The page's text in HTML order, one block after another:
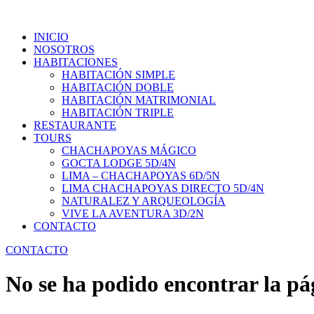
INICIO
NOSOTROS
HABITACIONES
HABITACIÓN SIMPLE
HABITACIÓN DOBLE
HABITACIÓN MATRIMONIAL
HABITACIÓN TRIPLE
RESTAURANTE
TOURS
CHACHAPOYAS MÁGICO
GOCTA LODGE 5D/4N
LIMA – CHACHAPOYAS 6D/5N
LIMA CHACHAPOYAS DIRECTO 5D/4N
NATURALEZ Y ARQUEOLOGÍA
VIVE LA AVENTURA 3D/2N
CONTACTO
CONTACTO
No se ha podido encontrar la